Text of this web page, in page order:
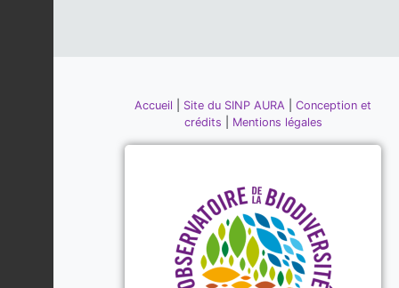
Accueil Site du SINP AURA
Conception et
crédits
Mentions légales